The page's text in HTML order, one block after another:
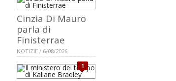
Cinzia Di Mauro
parla di
Finisterrae
NOTIZIE / 6/08/2026
1